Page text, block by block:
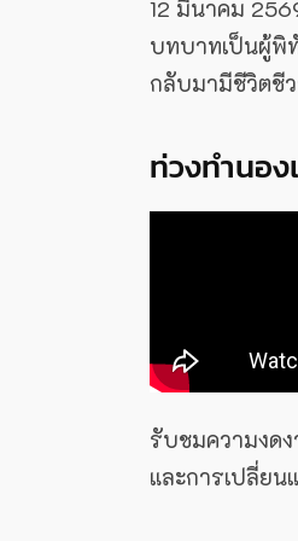
12 มีนาคม
บทบาทเป็นผู้พิทั
กลับมามีชีวิตชี
ท่วงทำนอ
รับชมความงด
และการเปลี่ย